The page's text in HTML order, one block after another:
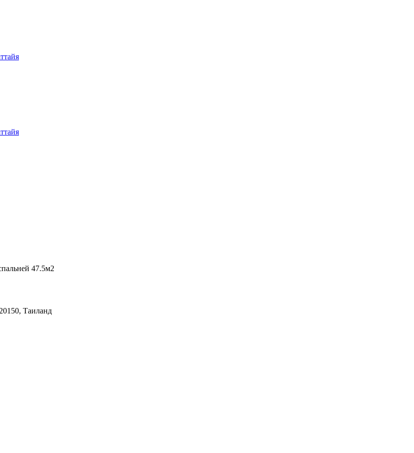
47.5м2
Таиланд